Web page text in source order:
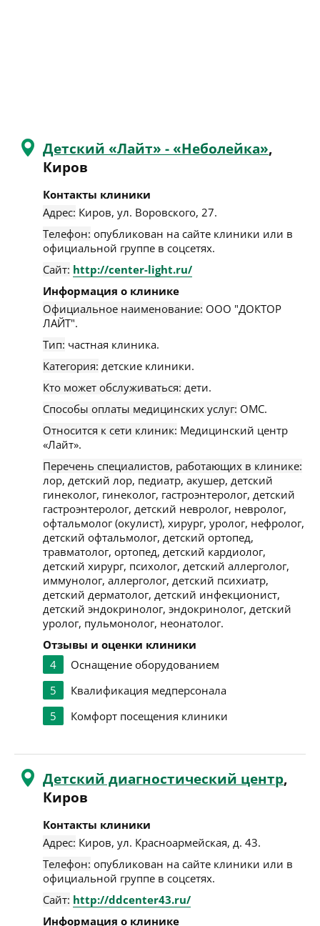
Детский «Лайт» - «Неболейка»,
Киров
Контакты клиники
Адрес: Киров, ул. Воровского, 27.
Телефон: опубликован на сайте клиники или в
официальной группе в соцсетях.
Сайт: http://center-light.ru/
Информация о клинике
Официальное наименование: ООО "ДОКТОР
ЛАЙТ".
Тип: частная клиника.
Категория: детские клиники.
Кто может обслуживаться: дети.
Способы оплаты медицинских услуг: ОМС.
Относится к сети клиник: Медицинский центр
«Лайт».
Перечень специалистов, работающих в клинике:
лор, детский лор, педиатр, акушер, детский
гинеколог, гинеколог, гастроэнтеролог, детский
гастроэнтеролог, детский невролог, невролог,
офтальмолог (окулист), хирург, уролог, нефролог,
детский офтальмолог, детский ортопед,
травматолог, ортопед, детский кардиолог,
детский хирург, психолог, детский аллерголог,
иммунолог, аллерголог, детский психиатр,
детский дерматолог, детский инфекционист,
детский эндокринолог, эндокринолог, детский
уролог, пульмонолог, неонатолог.
Отзывы и оценки клиники
4
Оснащение оборудованием
5
Квалификация медперсонала
5
Комфорт посещения клиники
Детский диагностический центр,
Киров
Контакты клиники
Адрес: Киров, ул. Красноармейская, д. 43.
Телефон: опубликован на сайте клиники или в
официальной группе в соцсетях.
Сайт: http://ddcenter43.ru/
Информация о клинике